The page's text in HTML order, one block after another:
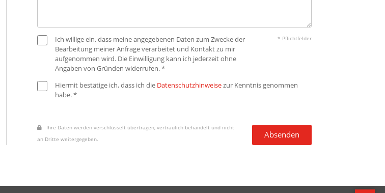
Ich willige ein, dass meine angegebenen Daten zum Zwecke der
Bearbeitung meiner Anfrage verarbeitet und Kontakt zu mir
aufgenommen wird. Die Einwilligung kann ich jederzeit ohne
Angaben von Gründen widerrufen. *
* Pflichtfelder
Hiermit bestätige ich, dass ich die Datenschutzhinweisezur Kenntnis genommen
habe. *
Ihre Daten werden verschlüsselt übertragen, vertraulich behandelt und nicht
an Dritte weitergegeben.
Absenden